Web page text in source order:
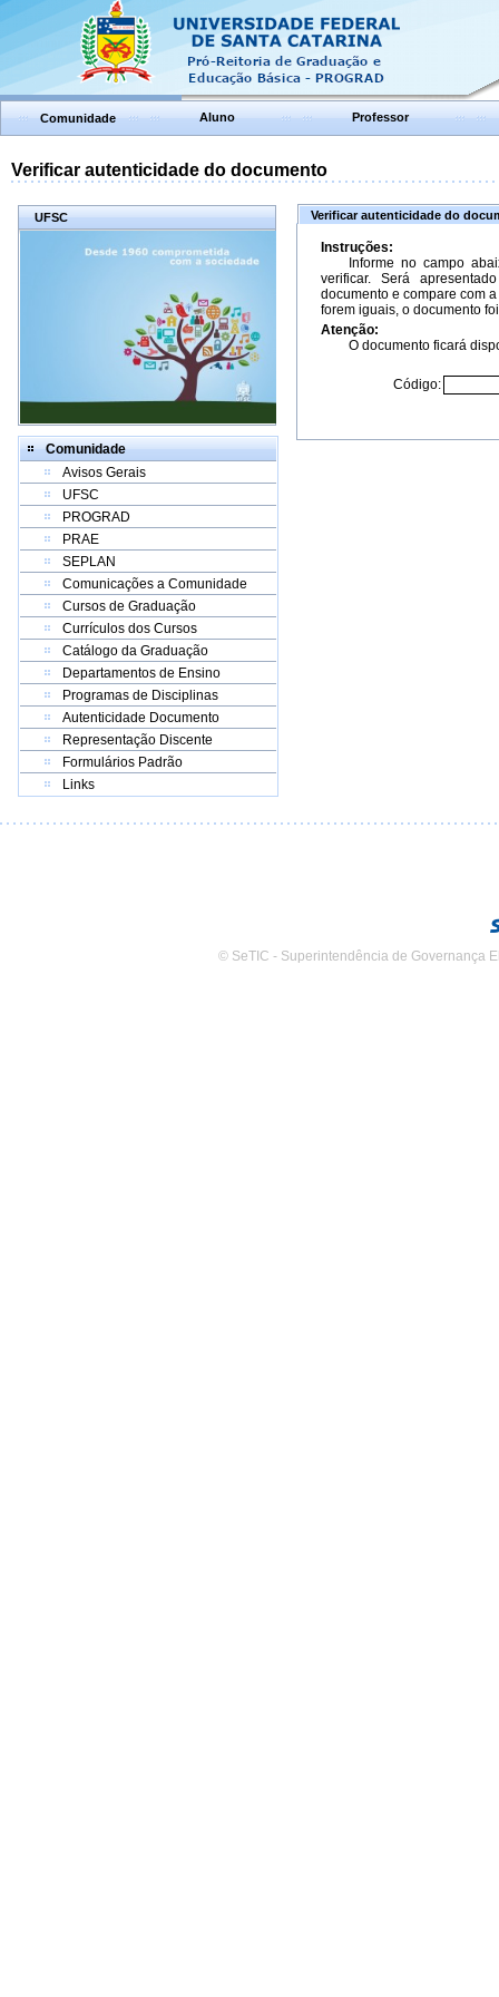
Comunidade Aluno Professor
Verificar autenticidade do documento
UFSC
Comunidade
Avisos Gerais
UFSC
PROGRAD
PRAE
SEPLAN
Comunicações a Comunidade
Cursos de Graduação
Currículos dos Cursos
Catálogo da Graduação
Departamentos de Ensino
Programas de Disciplinas
Autenticidade Documento
Representação Discente
Formulários Padrão
Links
Verificar autenticidade do
Instruções:
Informe no campo
verificar. Será
documento e compare com
forem iguais, o documento
Atenção:
O documento ficará
Código:
© SeTIC - Superintendência de Governança